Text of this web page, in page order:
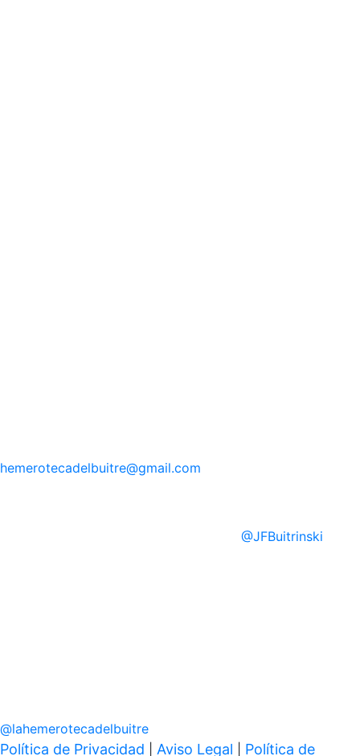
hemerotecadelbuitre@gmail.com
@JFBuitrinski
@lahemerotecadelbuitre
Política de Privacidad Aviso Legal Política de